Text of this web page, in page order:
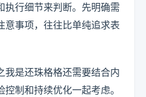
执行细节来判断。先明确需
意事项，往往比单纯追求表
我是还珠格格还需要结合内
制和持续优化一起考虑。